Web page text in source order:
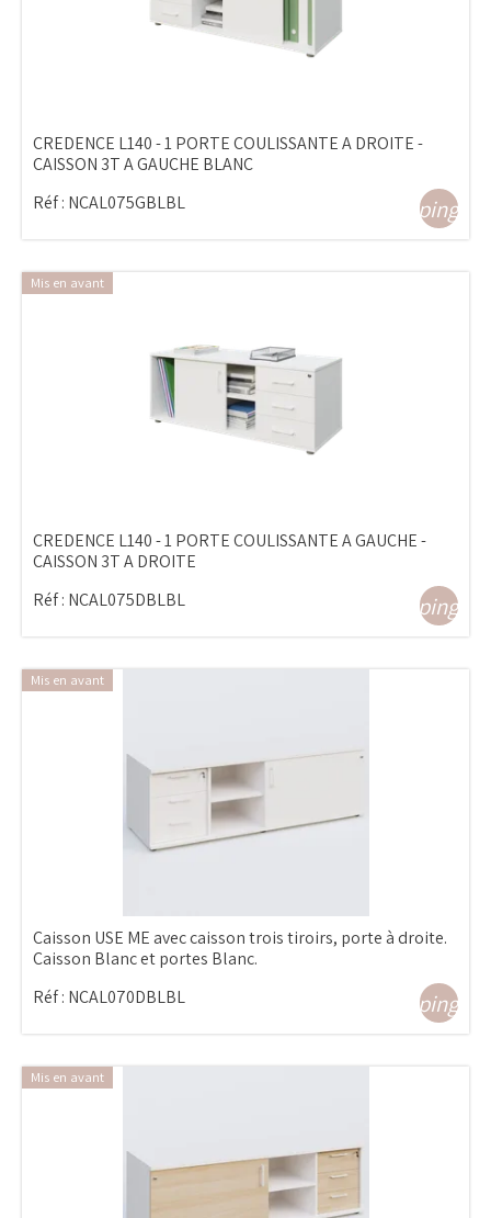
CREDENCE L140 - 1 PORTE COULISSANTE A DROITE -
CAISSON 3T A GAUCHE BLANC
Réf : NCAL075GBLBL
Mis en avant
CREDENCE L140 - 1 PORTE COULISSANTE A GAUCHE -
CAISSON 3T A DROITE
Réf : NCAL075DBLBL
Mis en avant
Caisson USE ME avec caisson trois tiroirs, porte à droite.
Caisson Blanc et portes Blanc.
Réf : NCAL070DBLBL
Mis en avant